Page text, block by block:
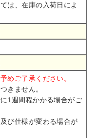
は、在庫の入荷日によ
めご了承ください。
きません。
1週間程かかる場合がご
び仕様が変わる場合が